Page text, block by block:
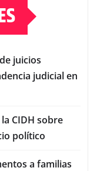
juicios
judicial en
CIDH sobre
político
a familias